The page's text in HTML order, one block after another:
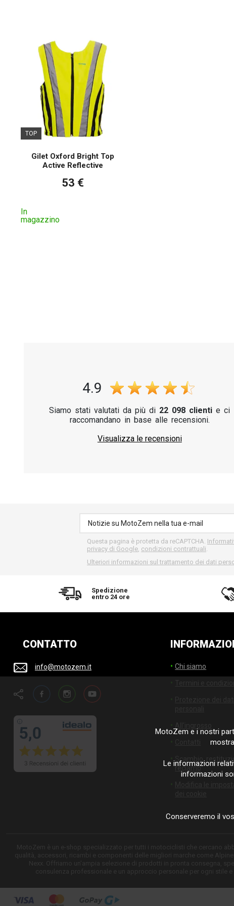
TOP
Gilet Oxford Bright Top
Active Reflective
53 €
In
magazzino
4.9
Siamo stati valutati da più di 22 098 clienti e ci
raccomandano in base alle recensioni.
Visualizza le recensioni
Questa pagina è protetta da reCAPTCHA.
privacy di Google condizioni contrattuali
Ulteriori informazioni sul trattamento dei dati
Spedizione
entro 24 ore
CONTATTO
info@motozem.it
FacebookInstagramYouTube
Chi siamo
Scambio,
reclamo
qualità, accessori, ricambi e componenti delle migliori marche come
MotoZem e i nostri
Le informazioni
informazioni
Conserveremo il